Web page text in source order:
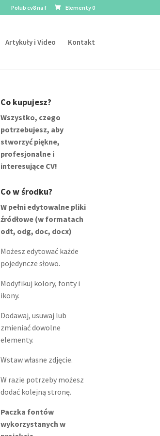
Polub cv8 na f Elementy 0
Artykuły i Video Kontakt
Co kupujesz?
Wszystko, czego
potrzebujesz, aby
stworzyć piękne,
profesjonalne i
interesujące CV!
Co w środku?
W pełni edytowalne pliki
źródłowe (w formatach
odt, odg, doc, docx)
Możesz edytować każde
pojedyncze słowo.
Modyfikuj kolory, fonty i
ikony.
Dodawaj, usuwaj lub
zmieniać dowolne
elementy.
Wstaw własne zdjęcie.
W razie potrzeby możesz
dodać kolejną stronę.
Paczka fontów
wykorzystanych w